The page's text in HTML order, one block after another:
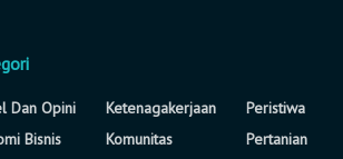
Dan Opini
Bisnis
Ketenagakerjaan
Komunitas
Peristiwa
Pertanian